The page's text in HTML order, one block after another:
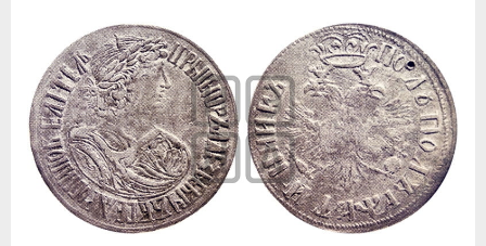
Гривенник
Гривна
10 денег
5 копеек
Алтын(ник)
1 копейка